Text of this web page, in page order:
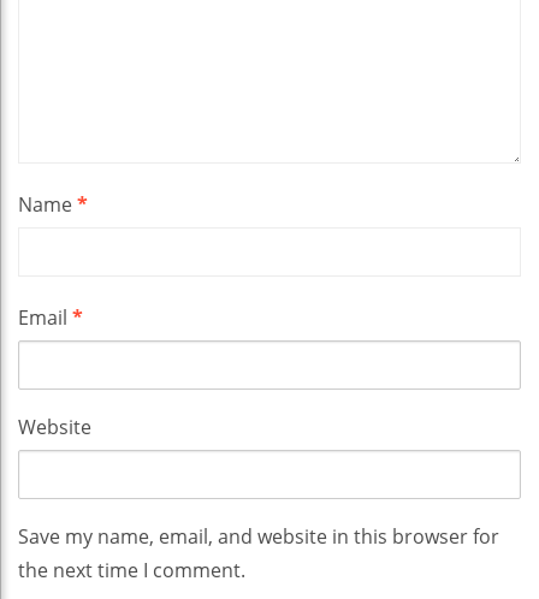
Name*
Email *
Website
Save my name, email, and website in this browser for
the next time I comment.